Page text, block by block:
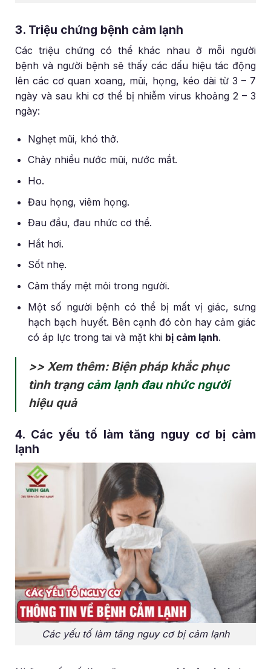
3. Triệu chứng bệnh cảm lạnh
Các triệu chứng có thể khác nhau ở mỗi người
bệnh và người bệnh sẽ thấy các dấu hiệu tác động
lên các cơ quan xoang, mũi, họng, kéo dài từ 3 – 7
ngày và sau khi cơ thể bị nhiễm virus khoảng 2 – 3
ngày:
Nghẹt mũi, khó thở.
Chảy nhiều nước mũi, nước mắt.
Ho.
Đau họng, viêm họng.
Đau đầu, đau nhức cơ thể.
Hắt hơi.
Sốt nhẹ.
Cảm thấy mệt mỏi trong người.
Một số người bệnh có thể bị mất vị giác, sưng
hạch bạch huyết. Bên cạnh đó còn hay cảm giác
có áp lực trong tai và mặt khi bị cảm lạnh.
>> Xem thêm: Biện pháp khắc phục
tình trạngcảm lạnh đau nhức người
hiệu quả
4. Các yếu tố làm tăng nguy cơ bị cảm
lạnh
Các yếu tố làm tăng nguy cơ bị cảm lạnh